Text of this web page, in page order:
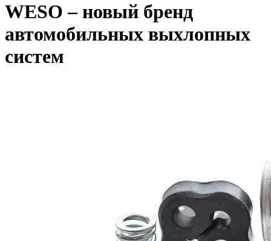
WESO – новый бренд
автомобильных выхлопных
систем